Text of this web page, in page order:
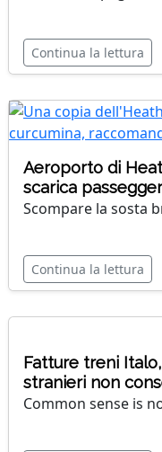
Continua la lettura
Aeroporto di
scarica
Scompare la sosta
Continua la lettura
Fatture treni
stranieri non
Common sense is